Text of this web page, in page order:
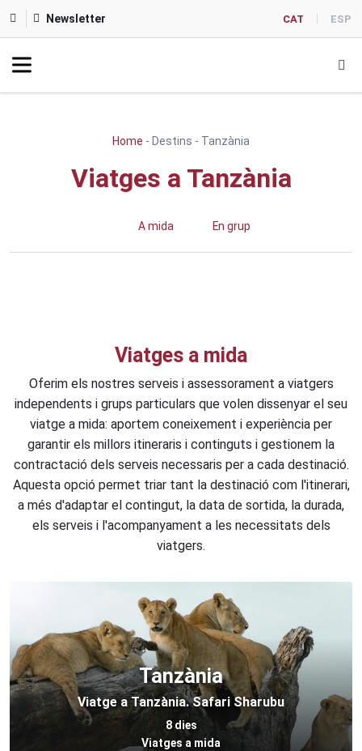
Newsletter CAT ESP
Home - Destins - Tanzània
Viatges a Tanzània
A mida En grup
Viatges a mida
Oferim els nostres serveis i assessorament a viatgers
independents i grups particulars que volen dissenyar el seu
viatge a mida: aportem coneixement i experiència per
garantir els millors itineraris i continguts i gestionem la
contractació dels serveis necessaris per a cada destinació.
Aquesta opció permet triar tant la destinació com l'itinerari,
a més d'adaptar el contingut, la data de sortida, la durada,
els serveis i l'acompanyament a les necessitats dels
viatgers.
Tanzània
Viatge a Tanzània. Safari Sharubu
8 dies
Viatges a mida